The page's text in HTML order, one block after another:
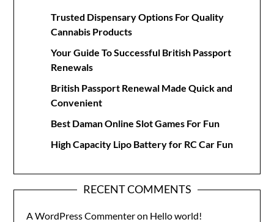
Trusted Dispensary Options For Quality
Cannabis Products
Your Guide To Successful British Passport
Renewals
British Passport Renewal Made Quick and
Convenient
Best Daman Online Slot Games For Fun
High Capacity Lipo Battery for RC Car Fun
RECENT COMMENTS
A WordPress Commenteron Hello world!